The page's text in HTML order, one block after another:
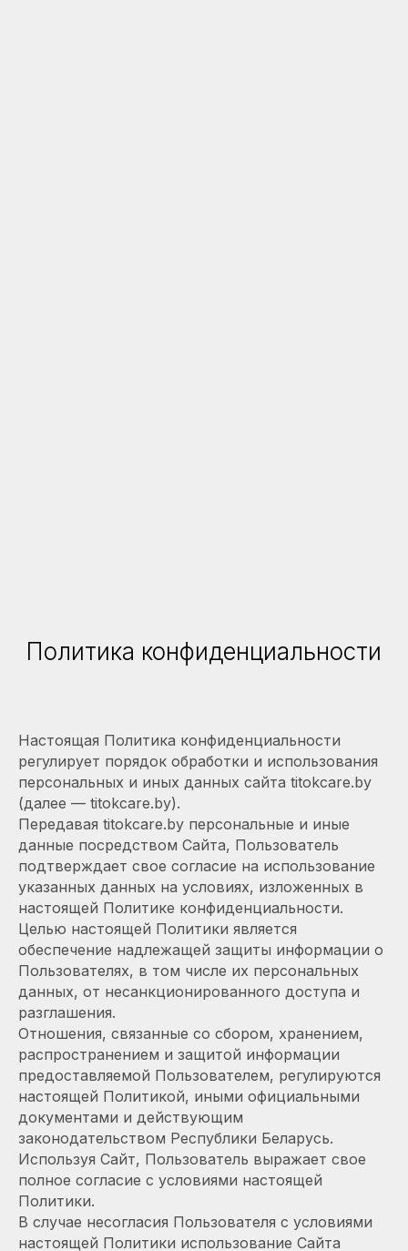
Политика конфиденциальности
Настоящая Политика конфиденциальности
регулирует порядок обработки и использования
персональных и иных данных сайта titokcare.by
(далее — titokcare.by).
Передавая titokcare.by персональные и иные
данные посредством Сайта, Пользователь
подтверждает свое согласие на использование
указанных данных на условиях, изложенных в
настоящей Политике конфиденциальности.
Целью настоящей Политики является
обеспечение надлежащей защиты информации о
Пользователях, в том числе их персональных
данных, от несанкционированного доступа и
разглашения.
Отношения, связанные со сбором, хранением,
распространением и защитой информации
предоставляемой Пользователем, регулируются
настоящей Политикой, иными официальными
документами и действующим
законодательством Республики Беларусь.
Используя Сайт, Пользователь выражает свое
полное согласие с условиями настоящей
Политики.
В случае несогласия Пользователя с условиями
настоящей Политики использование Сайта